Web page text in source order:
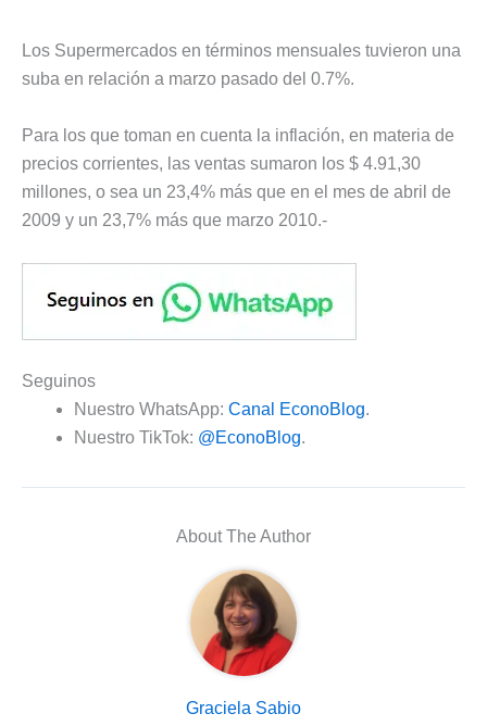
Los Supermercados en términos mensuales tuvieron una
suba en relación a marzo pasado del 0.7%.
Para los que toman en cuenta la inflación, en materia de
precios corrientes, las ventas sumaron los $ 4.91,30
millones, o sea un 23,4% más que en el mes de abril de
2009 y un 23,7% más que marzo 2010.-
Seguinos
Nuestro WhatsApp: Canal EconoBlog.
Nuestro TikTok: @EconoBlog.
About The Author
Graciela Sabio